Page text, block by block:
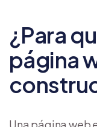
¿Para
página